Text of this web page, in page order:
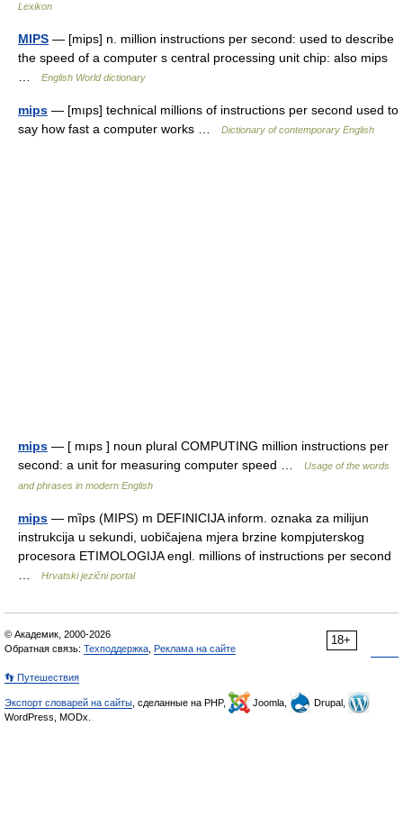
Lexikon
MIPS — [mips] n. million instructions per second: used to describe
the speed of a computer s central processing unit chip: also mips
English World dictionary
mips — [mıps] technical millions of instructions per second used to
say how fast a computer works …
Dictionary of contemporary English
mips — [ mıps ] noun plural COMPUTING million instructions per
second: a unit for measuring computer speed …
Usage of the words
and phrases in modern English
mips — mȉps (MIPS) m DEFINICIJA inform. oznaka za milijun
instrukcija u sekundi, uobičajena mjera brzine kompjuterskog
procesora ETIMOLOGIJA engl. millions of instructions per second
Hrvatski jezični portal
18+
© Академик, 2000-2026
Обратная связь: Техподдержка Реклама на сайте
👣 Путешествия
Экспорт словарей на сайты , сделанные на PHP, Joomla,
Drupal,
WordPress, MODx.